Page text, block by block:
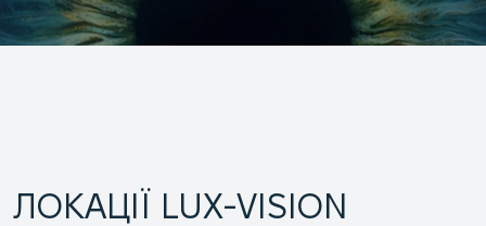
ЛОКАЦІЇ LUX-VISION